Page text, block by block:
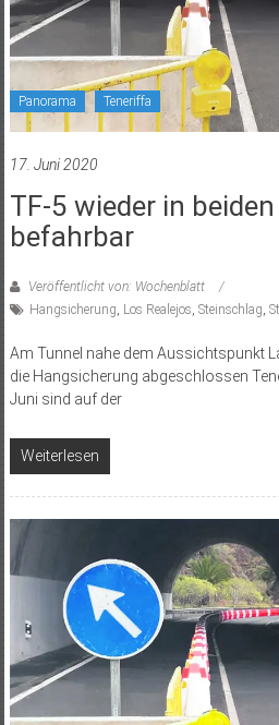
Panorama Teneriffa
17. Juni 2020
TF-5 wieder in
befahrbar
Veröffentlicht von: Wochenblatt
Hangsicherung, Los Realejos, Steinschlag,
Am Tunnel nahe dem Aussichtspunkt
die Hangsicherung abgeschlossen
Juni sind auf der
Weiterlesen